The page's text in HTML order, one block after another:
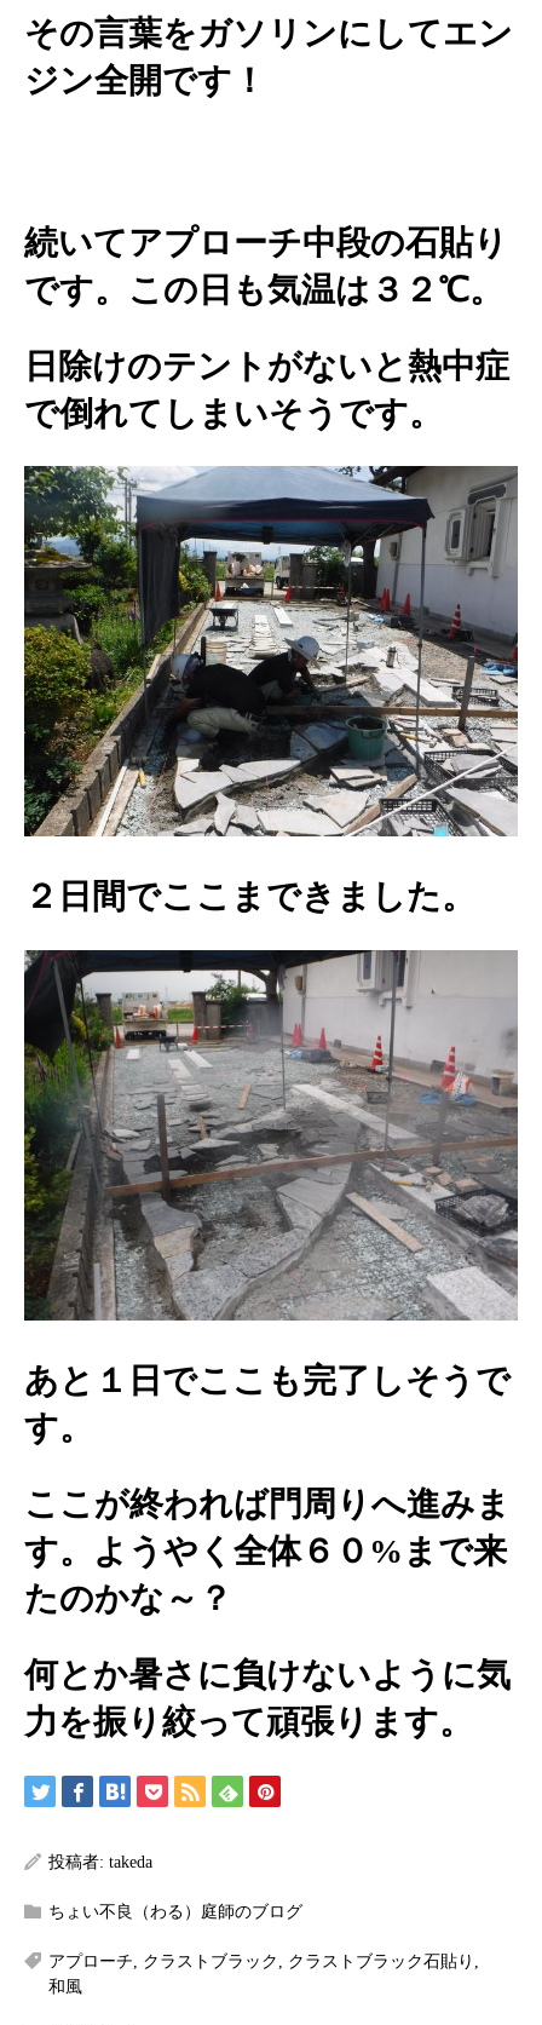
その言葉をガソリンにしてエン
ジン全開です！
続いてアプローチ中段の石貼り
です。この日も気温は３２℃。
日除けのテントがないと熱中症
で倒れてしまいそうです。
２日間でここまできました。
あと１日でここも完了しそうで
す。
ここが終われば門周りへ進みま
す。ようやく全体６０%まで来
たのかな～？
何とか暑さに負けないように気
力を振り絞って頑張ります。
投稿者: takeda
ちょい不良（わる）庭師のブログ
アプローチ クラストブラック クラストブラック石貼り
和風